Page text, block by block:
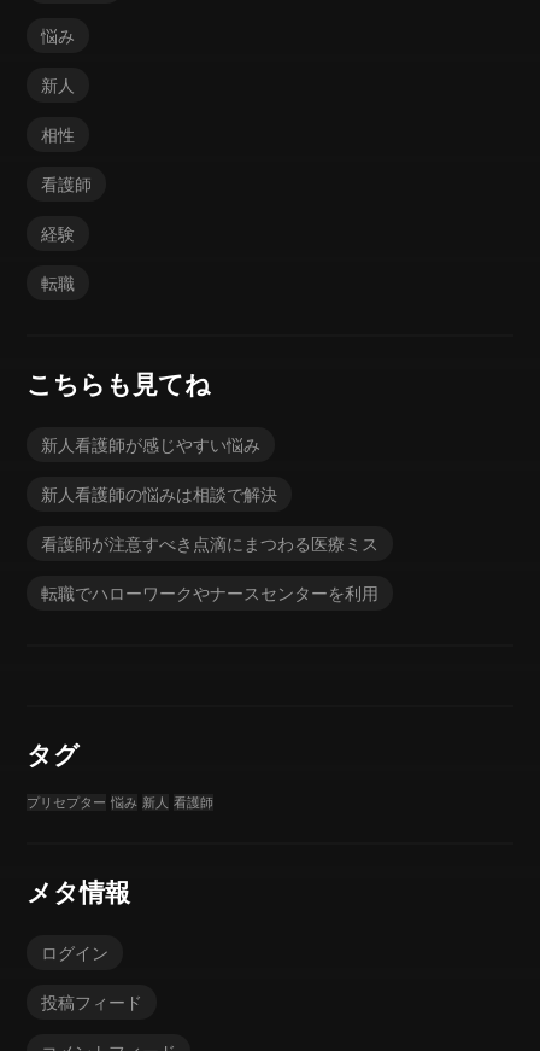
悩み
新人
相性
看護師
経験
転職
こちらも見てね
新人看護師が感じやすい悩み
新人看護師の悩みは相談で解決
看護師が注意すべき点滴にまつわる医療ミス
転職でハローワークやナースセンターを利用
タグ
プリセプター 悩み 新人 看護師
メタ情報
ログイン
投稿フィード